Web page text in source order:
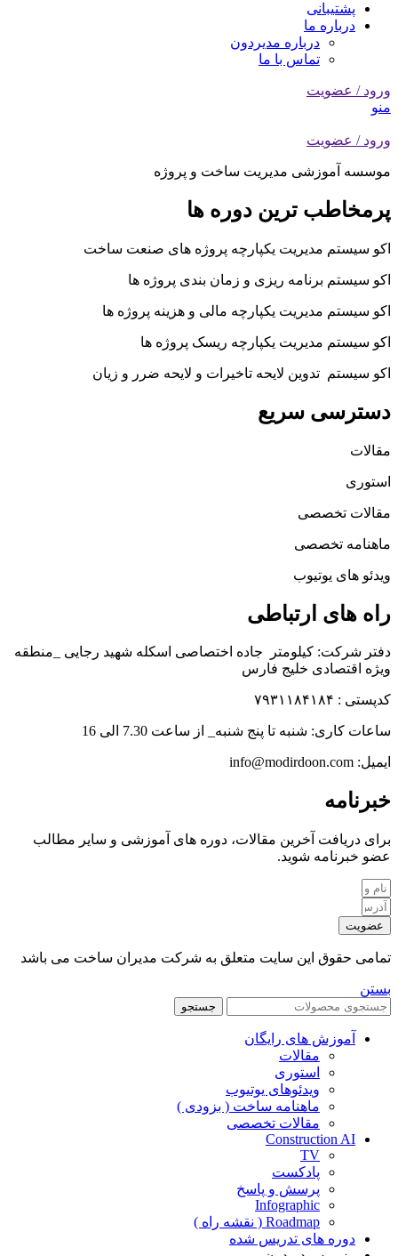
پشتیبانی
درباره ما
درباره مدیردون
تماس با ما
ورود / عضویت
منو
ورود / عضویت
موسسه آموزشی مدیریت ساخت و پروژه
پرمخاطب ترین دوره ها
اکو سیستم مدیریت یکپارچه پروژه های صنعت ساخت
اکو سیستم برنامه ریزی و زمان بندی پروژه ها
اکو سیستم مدیریت یکپارچه مالی و هزینه پروژه ها
اکو سیستم مدیریت یکپارچه ریسک پروژه ها
اکو سیستم تدوین لایحه تاخیرات و لایحه ضرر و زیان
دسترسی سریع
مقالات
استوری
مقالات تخصصی
ماهنامه تخصصی
ویدئو های یوتیوب
راه های ارتباطی
دفتر شرکت: کیلومتر جاده اختصاصی اسکله شهید رجایی _منطقه
ویژه اقتصادی خلیج فارس
کدپستی : ۷۹۳۱۱۸۴۱۸۴
ساعات کاری: شنبه تا پنج شنبه_ از ساعت 7.30 الی 16
ایمیل: info@modirdoon.com
خبرنامه
برای دریافت آخرین مقالات، دوره های آموزشی و سایر مطالب
عضو خبرنامه شوید.
عضویت
تمامی حقوق این سایت متعلق به شرکت مدیران ساخت می باشد
بستن
جستجو
آموزش های رایگان
مقالات
استوری
ویدئوهای یوتیوب
ماهنامه ساخت ( بزودی )
مقالات تخصصی
Construction AI
TV
پادکست
پرسش و پاسخ
Infographic
Roadmap ( نقشه راه )
دوره های تدریس شده